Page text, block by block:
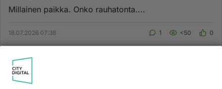
Millainen paikka. Onko rauhatonta....
18.07.2026 07:38 1 <50 0
KIRKKONUMMI
Rahat ESPANJAAN